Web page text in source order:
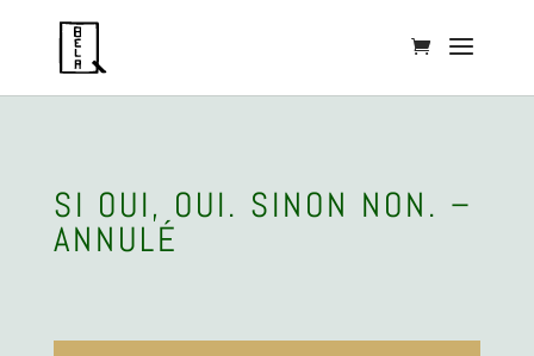
SI OUI, OUI. SINON NON. –
ANNULÉ